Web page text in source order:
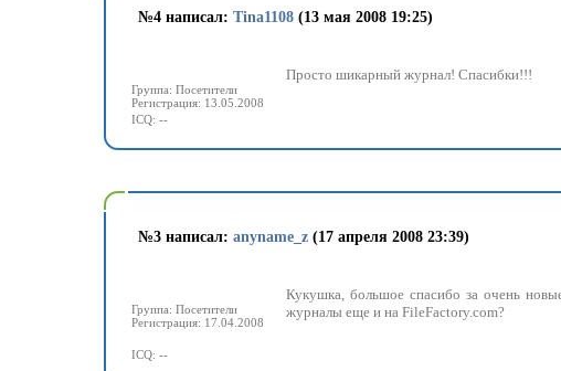
№4 написал: Tina1108 (13 мая 2008 19:25)
Группа: Посетители
Регистрация: 13.05.2008
Просто шикарный журнал! Спасибки!!!
ICQ: --
№3 написал: anyname_z (17 апреля 2008 23:39)
Группа: Посетители
Регистрация: 17.04.2008
Кукушка, большое спасибо за очень
журналы еще и на FileFactory.com?
ICQ: --